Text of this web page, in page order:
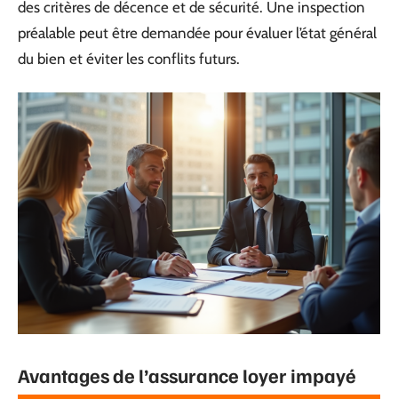
des critères de décence et de sécurité. Une inspection
préalable peut être demandée pour évaluer l’état général
du bien et éviter les conflits futurs.
Avantages de l’assurance loyer impayé